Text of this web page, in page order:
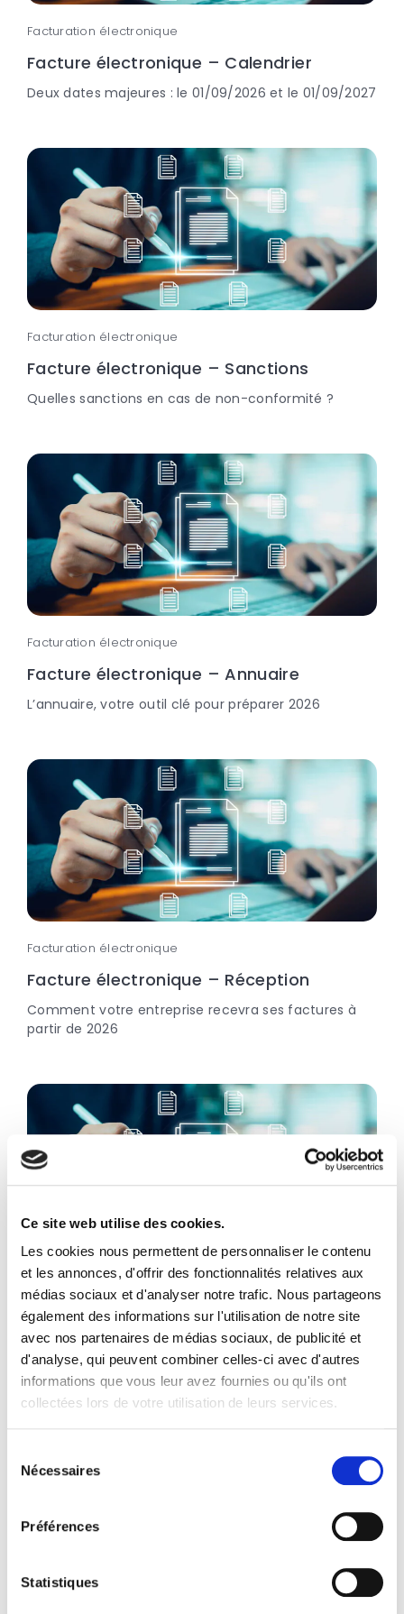
Ce site web utilise des cookies.
Les cookies nous permettent de personnaliser le contenu
et les annonces, d'offrir des fonctionnalités relatives aux
médias sociaux et d'analyser notre trafic. Nous partageons
également des informations sur l'utilisation de notre site
avec nos partenaires de médias sociaux, de publicité et
d'analyse, qui peuvent combiner celles-ci avec d'autres
informations que vous leur avez fournies ou qu'ils ont
collectées lors de votre utilisation de leurs services.
Nécessaires
Préférences
Statistiques
Facturation électronique
Facture électronique – Calendrier
Deux dates majeures : le 01/09/2026 et le 01/09/2027
Facturation électronique
Facture électronique – Sanctions
Quelles sanctions en cas de non-conformité ?
Facturation électronique
Facture électronique – Annuaire
L’annuaire, votre outil clé pour préparer 2026
Facturation électronique
Facture électronique – Réception
Comment votre entreprise recevra ses factures à
partir de 2026
Facturation électronique
Facture électronique – Equipement
De quel équipement votre entreprise a-t-elle
besoin ?